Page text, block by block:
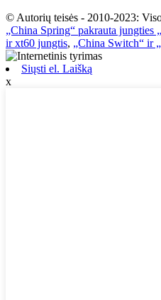
© Autorių teisės - 2010-2023:
„China Spring“ pakrauta jungties
ir xt60 jungtis, „China Switch“ ir
Siųsti el. Laišką
x